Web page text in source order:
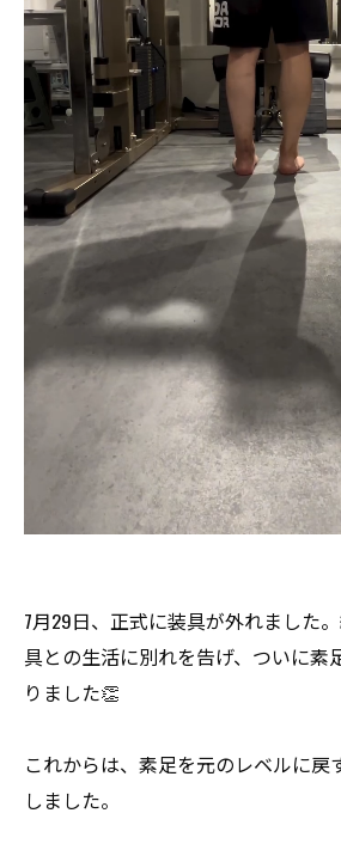
7月29日、正式に装具が外れました
具との生活に別れを告げ、ついに素
りました👏
これからは、素足を元のレベルに戻
しました。